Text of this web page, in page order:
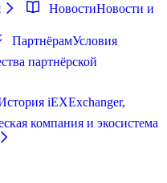
НовостиНовости и
ПартнёрамУсловия
партнёрской
iEXExchanger,
компания и экосистема